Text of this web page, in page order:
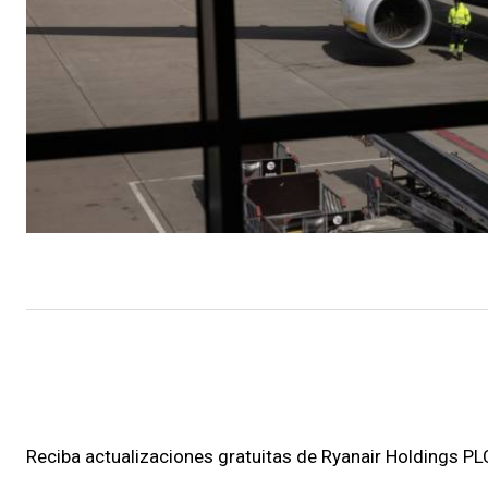
Reciba actualizaciones gratuitas de Ryanair Holdings